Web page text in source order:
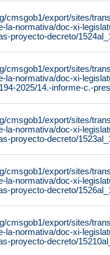
cmsgob1/export/sites/
la-normativa/doc-xi-
proyecto-decreto/
cmsgob1/export/sites/
la-normativa/doc-xi-
2025/14.-informe-c.-
cmsgob1/export/sites/
la-normativa/doc-xi-
proyecto-decreto/
cmsgob1/export/sites/
la-normativa/doc-xi-
proyecto-decreto/
cmsgob1/export/sites/
la-normativa/doc-xi-
proyecto-decreto/